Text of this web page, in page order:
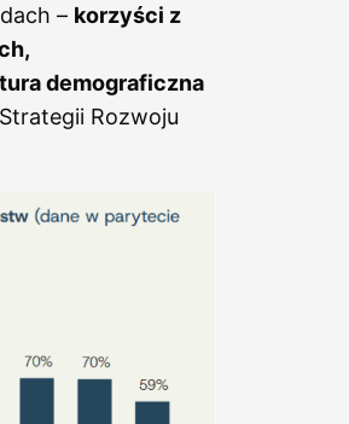
– korzyści z
demograficzna
Rozwoju